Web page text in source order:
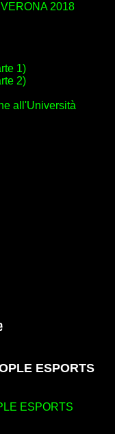
2018
1)
2)
all'Università
ESPORTS